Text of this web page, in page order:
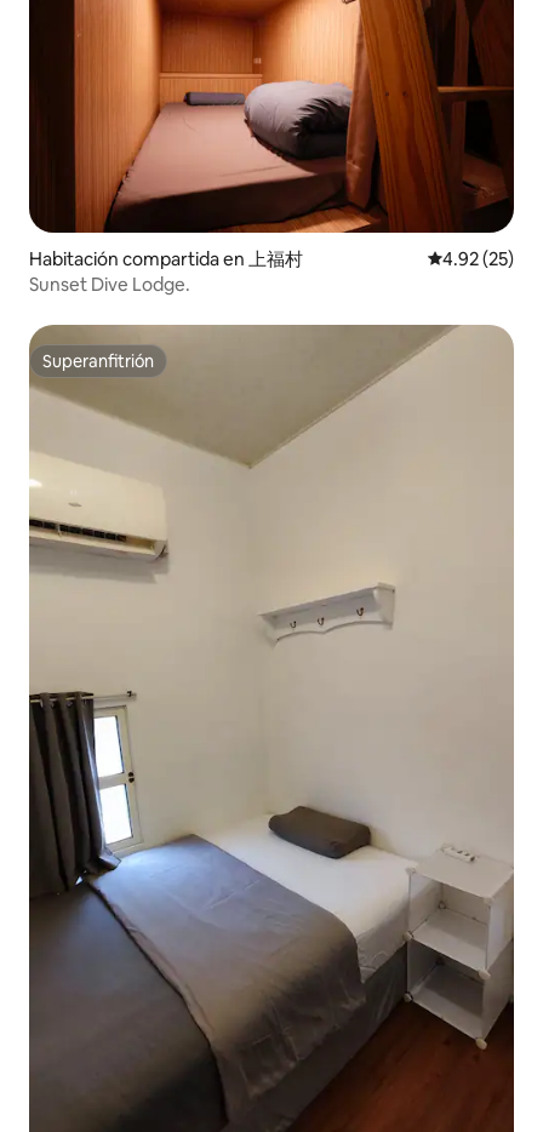
Habitación compartida en 上福村 Calificación
4.92 (25)
Sunset Dive Lodge.
Superanfitrión
Superanfitrión